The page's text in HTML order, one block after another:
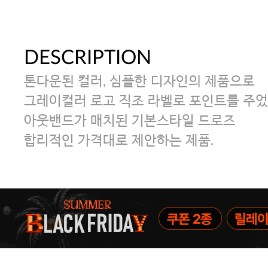
DESCRIPTION
톤다운된 컬러, 심플한 디자인의 제품으로
그레이컬러 로고 직조 라벨로 포인트를 주
아웃밴드가 매치된 기본스타일 드로즈
합리적인 가격대로 제안하는 제품.